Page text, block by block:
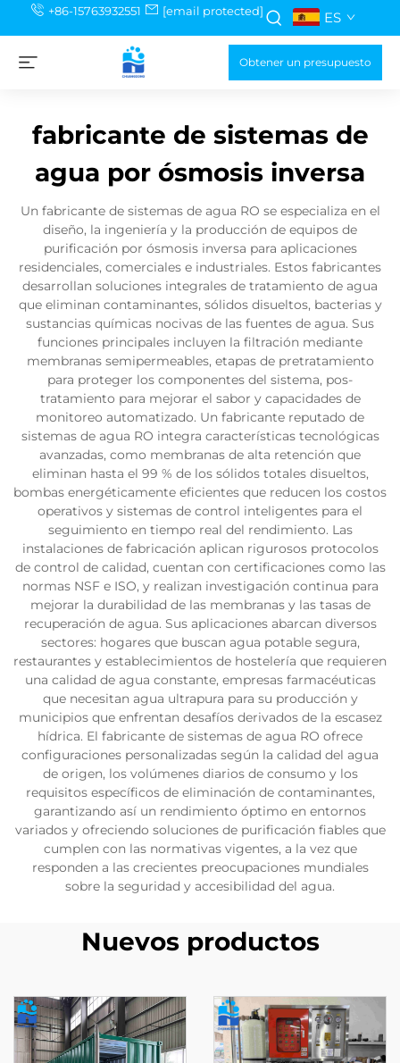
+86-15763932551 [email protected] ES
Obtener un presupuesto
fabricante de sistemas de
agua por ósmosis inversa
Un fabricante de sistemas de agua RO se especializa en el
diseño, la ingeniería y la producción de equipos de
purificación por ósmosis inversa para aplicaciones
residenciales, comerciales e industriales. Estos fabricantes
desarrollan soluciones integrales de tratamiento de agua
que eliminan contaminantes, sólidos disueltos, bacterias y
sustancias químicas nocivas de las fuentes de agua. Sus
funciones principales incluyen la filtración mediante
membranas semipermeables, etapas de pretratamiento
para proteger los componentes del sistema, pos-
tratamiento para mejorar el sabor y capacidades de
monitoreo automatizado. Un fabricante reputado de
sistemas de agua RO integra características tecnológicas
avanzadas, como membranas de alta retención que
eliminan hasta el 99 % de los sólidos totales disueltos,
bombas energéticamente eficientes que reducen los costos
operativos y sistemas de control inteligentes para el
seguimiento en tiempo real del rendimiento. Las
instalaciones de fabricación aplican rigurosos protocolos
de control de calidad, cuentan con certificaciones como las
normas NSF e ISO, y realizan investigación continua para
mejorar la durabilidad de las membranas y las tasas de
recuperación de agua. Sus aplicaciones abarcan diversos
sectores: hogares que buscan agua potable segura,
restaurantes y establecimientos de hostelería que requieren
una calidad de agua constante, empresas farmacéuticas
que necesitan agua ultrapura para su producción y
municipios que enfrentan desafíos derivados de la escasez
hídrica. El fabricante de sistemas de agua RO ofrece
configuraciones personalizadas según la calidad del agua
de origen, los volúmenes diarios de consumo y los
requisitos específicos de eliminación de contaminantes,
garantizando así un rendimiento óptimo en entornos
variados y ofreciendo soluciones de purificación fiables que
cumplen con las normativas vigentes, a la vez que
responden a las crecientes preocupaciones mundiales
sobre la seguridad y accesibilidad del agua.
Nuevos productos